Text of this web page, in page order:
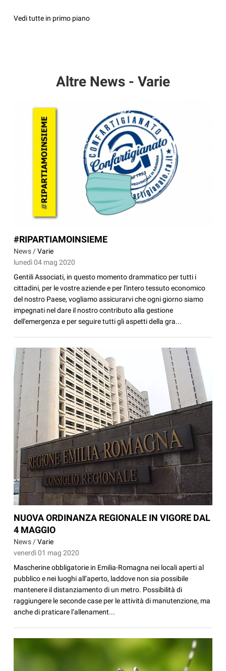
Vedi tutte in primo piano
Altre News - Varie
#RIPARTIAMOINSIEME
News /Varie
lunedì 04 mag 2020
Gentili Associati, in questo momento drammatico per tutti i
cittadini, per le vostre aziende e per l'intero tessuto economico
del nostro Paese, vogliamo assicurarvi che ogni giorno siamo
impegnati nel dare il nostro contributo alla gestione
dell'emergenza e per seguire tutti gli aspetti della gra...
NUOVA ORDINANZA REGIONALE IN VIGORE DAL
4 MAGGIO
News /Varie
venerdì 01 mag 2020
Mascherine obbligatorie in Emilia-Romagna nei locali aperti al
pubblico e nei luoghi all’aperto, laddove non sia possibile
mantenere il distanziamento di un metro. Possibilità di
raggiungere le seconde case per le attività di manutenzione, ma
anche di praticare l’allenament...